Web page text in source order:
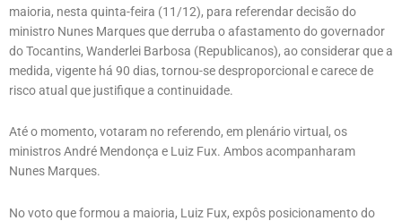
maioria, nesta quinta-feira (11/12), para referendar decisão do
ministro Nunes Marques que derruba o afastamento do governador
do Tocantins, Wanderlei Barbosa (Republicanos), ao considerar que a
medida, vigente há 90 dias, tornou-se desproporcional e carece de
risco atual que justifique a continuidade.
Até o momento, votaram no referendo, em plenário virtual, os
ministros André Mendonça e Luiz Fux. Ambos acompanharam
Nunes Marques.
No voto que formou a maioria, Luiz Fux, expôs posicionamento do